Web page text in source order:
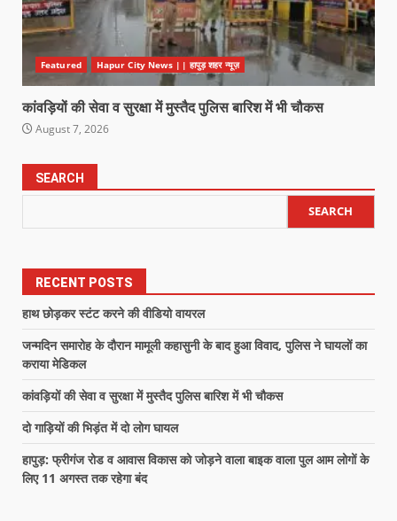
Featured Hapur City News || हापुड़ शहर न्यूज़
कांवड़ियों की सेवा व सुरक्षा में मुस्तैद पुलिस बारिश में भी चौकस
August 7, 2026
SEARCH
SEARCH
RECENT POSTS
हाथ छोड़कर स्टंट करने की वीडियो वायरल
जन्मदिन समारोह के दौरान मामूली कहासुनी के बाद हुआ विवाद, पुलिस ने घायलों का
कराया मेडिकल
कांवड़ियों की सेवा व सुरक्षा में मुस्तैद पुलिस बारिश में भी चौकस
दो गाड़ियों की भिड़ंत में दो लोग घायल
हापुड़: फ्रीगंज रोड व आवास विकास को जोड़ने वाला बाइक वाला पुल आम लोगों के
लिए 11 अगस्त तक रहेगा बंद